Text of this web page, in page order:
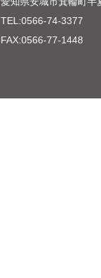
TEL:0566-74-3377
FAX:0566-77-1448